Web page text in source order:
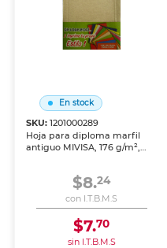
En stock
SKU:1201000289
Hoja para diploma marfil
antiguo MIVISA, 176 g/m²,
con textura elegante,
perfecta para imprimir
certificados,
reconocimientos y diplomas
con acabado profesional.
$8.24
con I.T.B.M.S
$7.70
sin I.T.B.M.S